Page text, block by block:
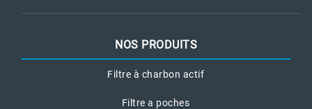
NOS PRODUITS
Filtre à charbon actif
Filtre a poches